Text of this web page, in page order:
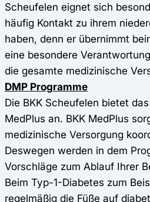
Scheufelen eignet sich
häufig Kontakt zu ihrem
haben, denn er übernimmt
eine besondere
die gesamte medizinische
DMP Programme
Die BKK Scheufelen bietet
MedPlus an. BKK MedPlus
medizinische Versorgung
Deswegen werden in dem
Vorschläge zum Ablauf Ihrer
Beim Typ-1-Diabetes zum
regelmäßig die Füße auf